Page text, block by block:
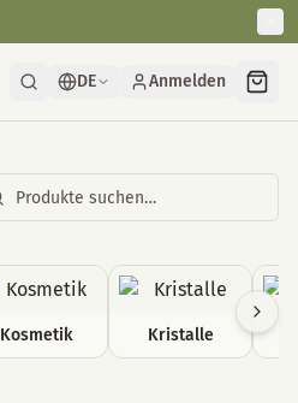
DE Anmelden
Kosmetik Kristalle